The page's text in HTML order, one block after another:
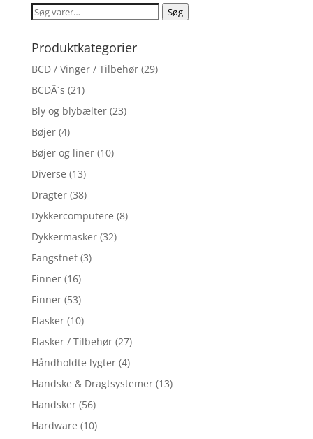
Søg
Søg
Produktkategorier
BCD / Vinger / Tilbehør (29)
BCDÂ´s (21)
Bly og blybælter (23)
Bøjer (4)
Bøjer og liner (10)
Diverse (13)
Dragter (38)
Dykkercomputere (8)
Dykkermasker (32)
Fangstnet (3)
Finner (16)
Finner (53)
Flasker (10)
Flasker / Tilbehør (27)
Håndholdte lygter (4)
Handske & Dragtsystemer (13)
Handsker (56)
Hardware (10)